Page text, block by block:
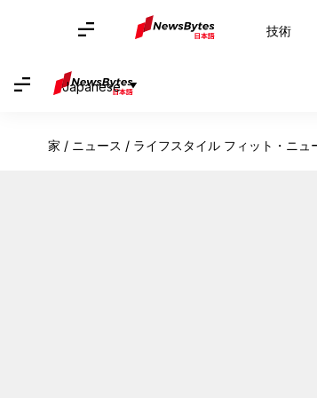
技術
Japanese
家 / ニュース / ライフスタイル フィット・ニュ